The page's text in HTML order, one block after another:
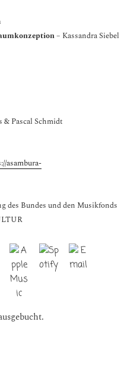
– Kassandra Siebel
Pascal Schmidt
asambura-
des Bundes und den Musikfonds